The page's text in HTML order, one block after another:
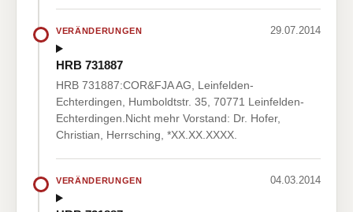
VERÄNDERUNGEN 29.07.2014
HRB 731887
HRB 731887:COR&FJA AG, Leinfelden-
Echterdingen, Humboldtstr. 35, 70771 Leinfelden-
Echterdingen.Nicht mehr Vorstand: Dr. Hofer,
Christian, Herrsching, *XX.XX.XXXX.
VERÄNDERUNGEN 04.03.2014